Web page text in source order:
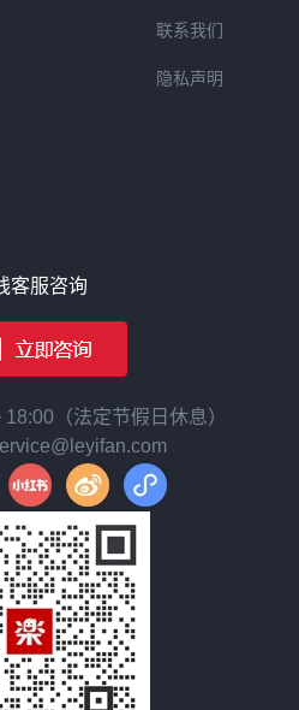
联系我们
隐私声明
客服咨询
（法定节假日休息）